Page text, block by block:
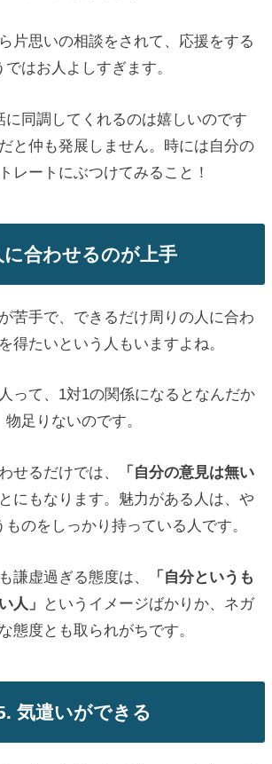
片思いの相談をされて、応援をする
ではお人よしすぎます。
に同調してくれるのは嬉しいのです
と仲も発展しません。時には自分の
レートにぶつけてみること！
に合わせるのが上手
苦手で、できるだけ周りの人に合わ
得たいという人もいますよね。
って、1対1の関係になるとなんだか
物足りないのです。
せるだけでは、
「自分の意見は無い
にもなります。魅力がある人は、や
のをしっかり持っている人です。
謙虚過ぎる態度は、
「自分というも
人」 というイメージばかりか、ネガ
態度とも取られがちです。
気遣いができる